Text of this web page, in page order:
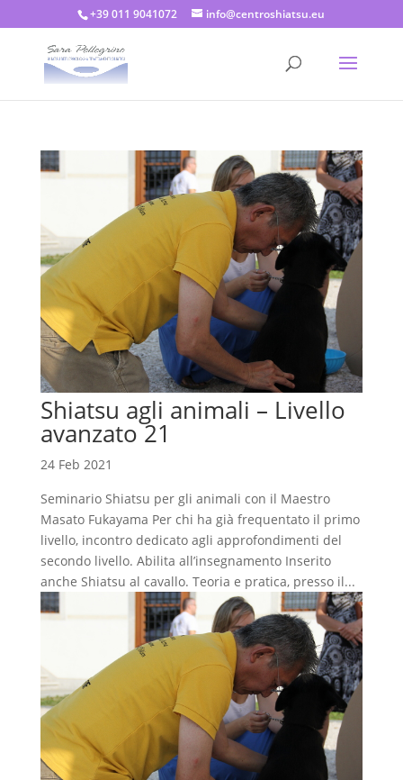
+39 011 9041072 info@centroshiatsu.eu
Shiatsu agli animali – Livello
avanzato 21
24 Feb 2021
Seminario Shiatsu per gli animali con il Maestro
Masato Fukayama Per chi ha già frequentato il primo
livello, incontro dedicato agli approfondimenti del
secondo livello. Abilita all’insegnamento Inserito
anche Shiatsu al cavallo. Teoria e pratica, presso il...